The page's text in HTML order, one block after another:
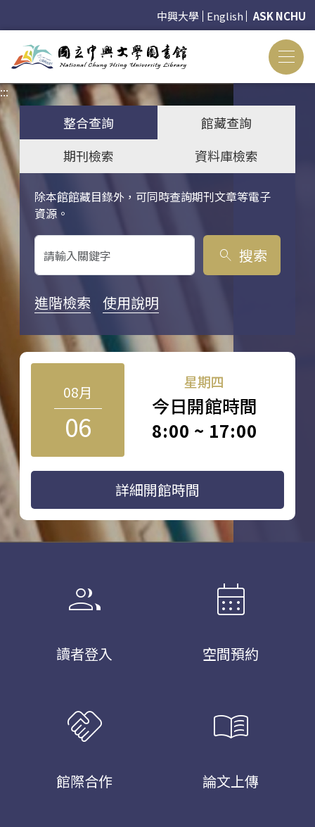
中興大學 English ASK NCHU
:::
整合查詢
館藏查詢
期刊檢索
資料庫檢索
除本館館藏目錄外，可同時查詢期刊文章等電子
資源。
關鍵字搜尋
search 搜索
進階檢索 使用說明
08月
06
星期四
今日開館時間
8:00 ~ 17:00
詳細開館時間
group
讀者登入
calendar_month
空間預約
handshake
館際合作
menu_book
論文上傳